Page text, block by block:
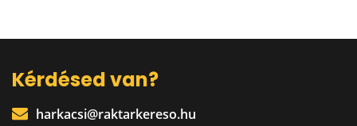
Kérdésed van?
harkacsi@raktarkereso.hu